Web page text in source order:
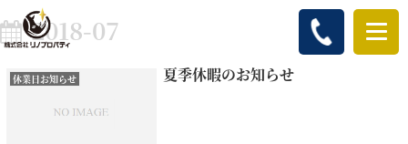
2018-07
休業日お知らせ 夏季休暇のお知らせ